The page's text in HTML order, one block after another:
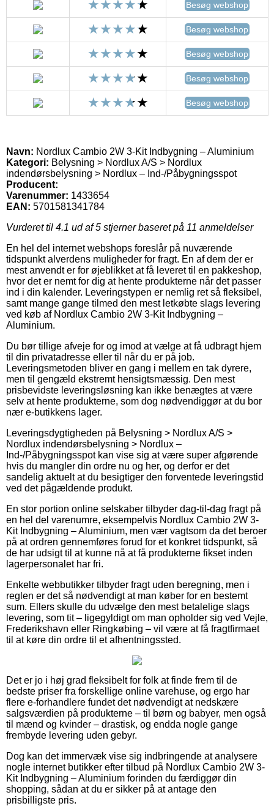
Besøg webshop
Besøg webshop
Besøg webshop
Besøg webshop
Besøg webshop
Navn: Nordlux Cambio 2W 3-Kit Indbygning – Aluminium
Kategori: Belysning > Nordlux A/S > Nordlux
indendørsbelysning > Nordlux – Ind-/Påbygningsspot
Producent:
Varenummer: 1433654
EAN: 5701581341784
Vurderet til 4.1 ud af 5 stjerner baseret på 11 anmeldelser
En hel del internet webshops foreslår på nuværende
tidspunkt alverdens muligheder for fragt. En af dem der er
mest anvendt er for øjeblikket at få leveret til en pakkeshop,
hvor det er nemt for dig at hente produkterne når det passer
ind i din kalender. Leveringstypen er nemlig ret så fleksibel,
samt mange gange tilmed den mest letkøbte slags levering
ved køb af Nordlux Cambio 2W 3-Kit Indbygning –
Aluminium.
Du bør tillige afveje for og imod at vælge at få udbragt hjem
til din privatadresse eller til når du er på job.
Leveringsmetoden bliver en gang i mellem en tak dyrere,
men til gengæld ekstremt hensigtsmæssig. Den mest
prisbevidste leveringsløsning kan ikke benægtes at være
selv at hente produkterne, som dog nødvendiggør at du bor
nær e-butikkens lager.
Leveringsdygtigheden på Belysning > Nordlux A/S >
Nordlux indendørsbelysning > Nordlux –
Ind-/Påbygningsspot kan vise sig at være super afgørende
hvis du mangler din ordre nu og her, og derfor er det
sandelig aktuelt at du besigtiger den forventede leveringstid
ved det pågældende produkt.
En stor portion online selskaber tilbyder dag-til-dag fragt på
en hel del varenumre, eksempelvis Nordlux Cambio 2W 3-
Kit Indbygning – Aluminium, men vær vagtsom da det beroer
på at ordren gennemføres forud for et konkret tidspunkt, så
de har udsigt til at kunne nå at få produkterne fikset inden
lagerpersonalet har fri.
Enkelte webbutikker tilbyder fragt uden beregning, men i
reglen er det så nødvendigt at man køber for en bestemt
sum. Ellers skulle du udvælge den mest betalelige slags
levering, som tit – ligegyldigt om man opholder sig ved Vejle,
Frederikshavn eller Ringkøbing – vil være at få fragtfirmaet
til at køre din ordre til et afhentningssted.
Det er jo i høj grad fleksibelt for folk at finde frem til de
bedste priser fra forskellige online varehuse, og ergo har
flere e-forhandlere fundet det nødvendigt at nedskære
salgsværdien på produkterne – til børn og babyer, men også
til mænd og kvinder – drastisk, og endda nogle gange
frembyde levering uden gebyr.
Dog kan det immervæk vise sig indbringende at analysere
nogle internet butikker efter tilbud på Nordlux Cambio 2W 3-
Kit Indbygning – Aluminium forinden du færdiggør din
shopping, sådan at du er sikker på at antage den
prisbilligste pris.